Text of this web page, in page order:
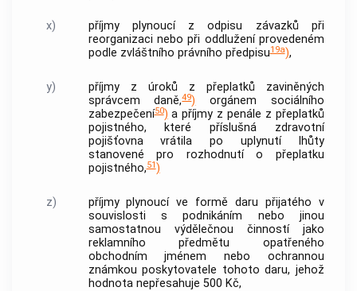
x)
příjmy plynoucí z odpisu závazků při
reorganizaci nebo při oddlužení provedeném
podle zvláštního právního předpisu19a),
y)
příjmy z úroků z přeplatků zaviněných
správcem daně,49) orgánem sociálního
zabezpečení50) a příjmy z penále z přeplatků
pojistného, které příslušná zdravotní
pojišťovna vrátila po uplynutí lhůty
stanovené pro rozhodnutí o přeplatku
pojistného,51)
z)
příjmy plynoucí ve formě daru přijatého v
souvislosti s podnikáním nebo jinou
samostatnou výdělečnou činností jako
reklamního předmětu opatřeného
obchodním jménem nebo ochrannou
známkou poskytovatele tohoto daru, jehož
hodnota nepřesahuje 500 Kč,